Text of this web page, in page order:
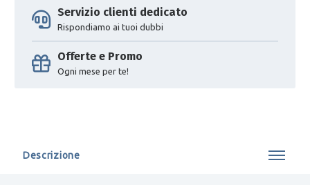
Servizio clienti dedicato
Rispondiamo ai tuoi dubbi
Offerte e Promo
Ogni mese per te!
Descrizione